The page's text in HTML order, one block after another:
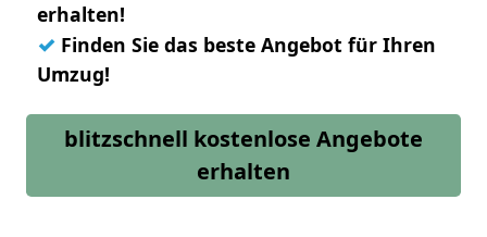
erhalten!
✓ Finden Sie das beste Angebot für Ihren
Umzug!
blitzschnell kostenlose Angebote
erhalten